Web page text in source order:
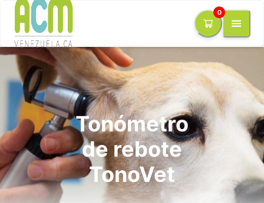
0
Tonómetro
de rebote
TonoVet